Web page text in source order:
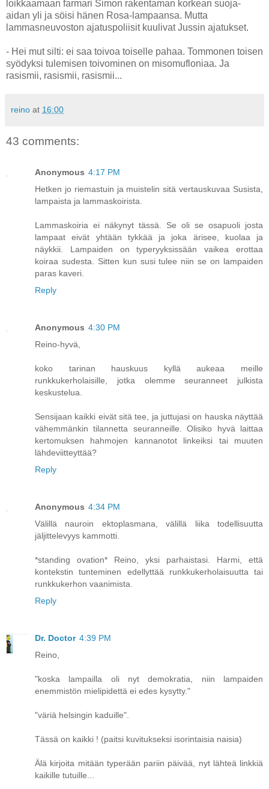
loikkaamaan farmari Simon rakentaman korkean suoja-
aidan yli ja söisi hänen Rosa-lampaansa. Mutta
lammasneuvoston ajatuspoliisit kuulivat Jussin ajatukset.
- Hei mut silti: ei saa toivoa toiselle pahaa. Tommonen toisen
syödyksi tulemisen toivominen on misomufloniaa. Ja
rasismii, rasismii, rasismii...
reino at 16:00
43 comments:
Anonymous 4:17 PM
Hetken jo riemastuin ja muistelin sitä vertauskuvaa Susista,
lampaista ja lammaskoirista.
Lammaskoiria ei näkynyt tässä. Se oli se osapuoli josta
lampaat eivät yhtään tykkää ja joka ärisee, kuolaa ja
näykkii. Lampaiden on typeryyksissään vaikea erottaa
koiraa sudesta. Sitten kun susi tulee niin se on lampaiden
paras kaveri.
Reply
Anonymous 4:30 PM
Reino-hyvä,
koko tarinan hauskuus kyllä aukeaa meille
runkkukerholaisille, jotka olemme seuranneet julkista
keskustelua.
Sensijaan kaikki eivät sitä tee, ja juttujasi on hauska näyttää
vähemmänkin tilannetta seuranneille. Olisiko hyvä laittaa
kertomuksen hahmojen kannanotot linkeiksi tai muuten
lähdeviitteyttää?
Reply
Anonymous 4:34 PM
Välillä nauroin ektoplasmana, välillä liika todellisuutta
jäljittelevyys kammotti.
*standing ovation* Reino, yksi parhaistasi. Harmi, että
kontekstin tunteminen edellyttää runkkukerholaisuutta tai
runkkukerhon vaanimista.
Reply
Dr. Doctor 4:39 PM
Reino,
"koska lampailla oli nyt demokratia, niin lampaiden
enemmistön mielipidettä ei edes kysytty."
"väriä helsingin kaduille".
Tässä on kaikki ! (paitsi kuvitukseksi isorintaisia naisia)
Älä kirjoita mitään typerään pariin päivää, nyt lähteä linkkiä
kaikille tutuille...